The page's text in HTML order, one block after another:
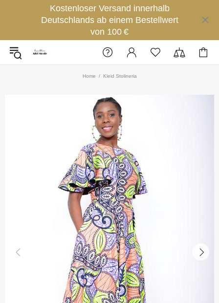
Kostenloser Versand innerhalb
Deutschlands ab einem Bestellwert
von 100 €
Home Kleid Stolineria